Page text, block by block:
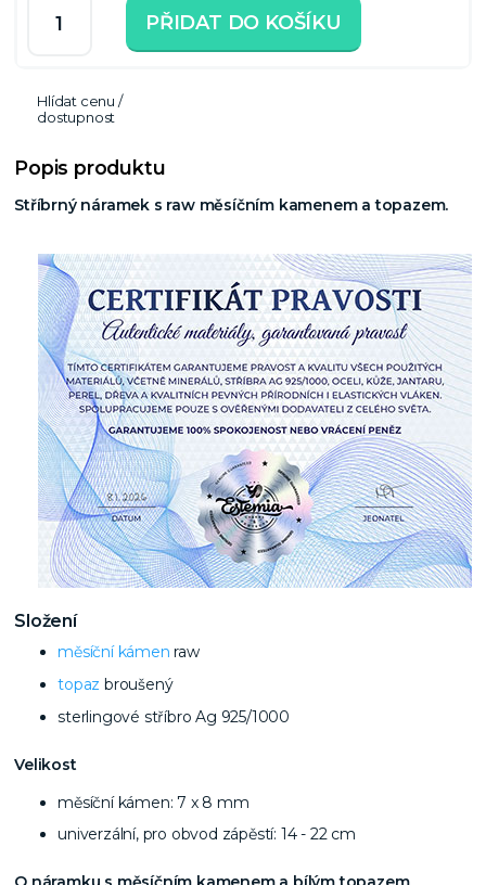
PŘIDAT DO KOŠÍKU
Hlídat cenu /
dostupnost
Popis produktu
Stříbrný náramek s raw měsíčním kamenem a topazem.
Složení
měsíční kámen raw
topaz broušený
sterlingové stříbro Ag 925/1000
Velikost
měsíční kámen: 7 x 8 mm
univerzální, pro obvod zápěstí: 14 - 22 cm